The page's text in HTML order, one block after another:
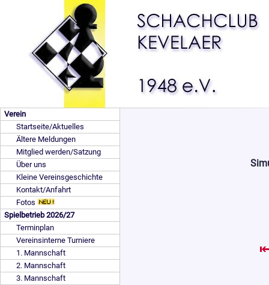
Verein
Startseite/Aktuelles
Ältere Meldungen
Mitglied werden/Satzung
Über uns
Kleine Vereinsgeschichte
Kontakt/Anfahrt
Fotos
Spielbetrieb 2026/27
Terminplan
Vereinsinterne Turniere
1. Mannschaft
2. Mannschaft
3. Mannschaft